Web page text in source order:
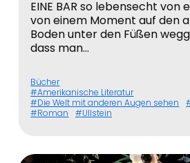
EINE BAR so lebensecht von
von einem Moment auf den
Boden unter den Füßen
dass man…
Bücher
Amerikanische Literatur
Die Welt mit anderen Augen sehen
Roman
Ullstein